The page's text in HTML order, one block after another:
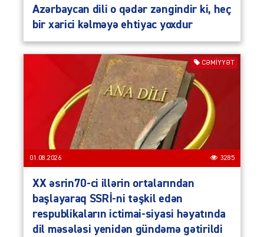
Azərbaycan dili o qədər zəngindir ki, heç
bir xarici kəlməyə ehtiyac yoxdur
CƏMIYYƏT
01.08.2026 3285
XX əsrin70-ci illərin ortalarından
başlayaraq SSRİ-ni təşkil edən
respublikaların ictimai-siyasi həyatında
dil məsələsi yenidən gündəmə gətirildi